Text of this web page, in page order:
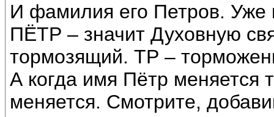
И фамилия его Петров. Уже
ПЁТР – значит Духовную
тормозящий. ТР –
А когда имя Пётр меняется
меняется. Смотрите,